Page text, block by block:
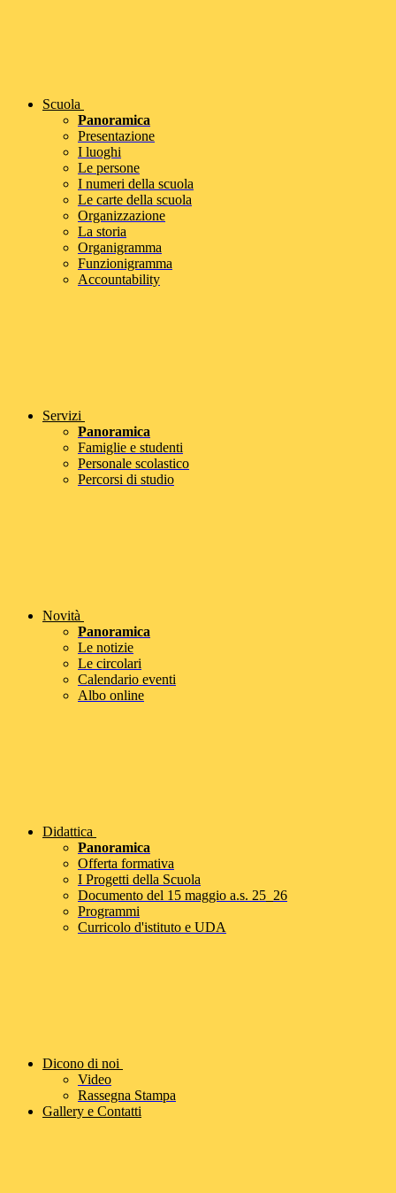
Scuola
Panoramica
Presentazione
I luoghi
Le persone
I numeri della scuola
Le carte della scuola
Organizzazione
La storia
Organigramma
Funzionigramma
Accountability
Servizi
Panoramica
Famiglie e studenti
Personale scolastico
Percorsi di studio
Novità
Panoramica
Le notizie
Le circolari
Calendario eventi
Albo online
Didattica
Panoramica
Offerta formativa
I Progetti della Scuola
Documento del 15 maggio a.s. 25_26
Programmi
Curricolo d'istituto e UDA
Dicono di noi
Video
Rassegna Stampa
Gallery e Contatti